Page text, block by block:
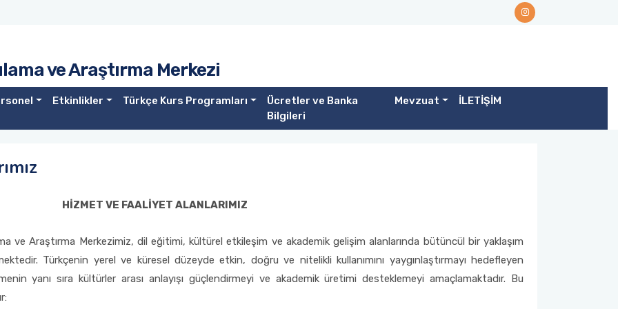
ve Araştırma Merkezi
Etkinlikler Türkçe Kurs Programları
Ücretler ve Banka
Bilgileri
Mevzuat İLETİŞİM
HİZMET VE FAALİYET ALANLARIMIZ
ve Araştırma Merkezimiz, dil eğitimi, kültürel etkileşim ve akademik gelişim alanlarında bütüncül bir yaklaşım
Türkçenin yerel ve küresel düzeyde etkin, doğru ve nitelikli kullanımını yaygınlaştırmayı hedefleyen
yanı sıra kültürler arası anlayışı güçlendirmeyi ve akademik üretimi desteklemeyi amaçlamaktadır. Bu